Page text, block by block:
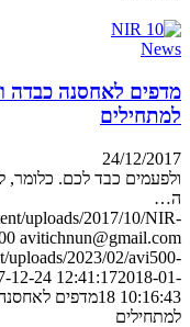
News
מדפים לאחסנה כבדה
למתחילים
24/12/2017
ולפעמים כבד לכם.
ה…
uploads/2017/10/NIR-
avitichnun@gmail.com
2023/02/avi500-
12-24 12:41:172018-01-
18 10:16:43מדפים לאחסנה
למתחילים